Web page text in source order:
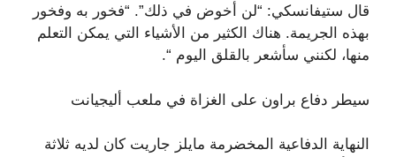
قال ستيفانسكي: “لن أخوض في ذلك”. “فخور به وفخور
بهذه الجريمة. هناك الكثير من الأشياء التي يمكن التعلم
منها، لكنني سأشعر بالقلق اليوم “.
سيطر دفاع براون على الغزاة في ملعب أليجيانت
النهاية الدفاعية المخضرمة مايلز جاريت كان لديه ثلاثة